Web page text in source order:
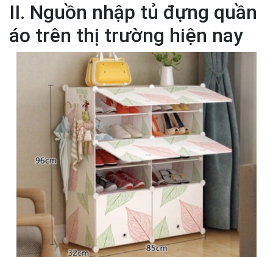
II. Nguồn nhập tủ đựng quần
áo trên thị trường hiện nay